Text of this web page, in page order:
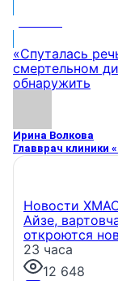
«Спуталась
смертельном
обнаружить
Ирина Волкова
Главврач клиники
Новости
Айзе,
откроются
23 часа
12 648